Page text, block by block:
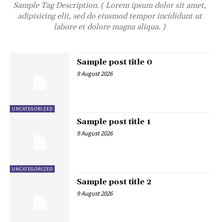
Sample Tag Description. ( Lorem ipsum dolor sit amet,
adipisicing elit, sed do eiusmod tempor incididunt ut
labore et dolore magna aliqua. )
UNCATEGORIZED
Sample post title 0
9 August 2026
UNCATEGORIZED
Sample post title 1
9 August 2026
Sample post title 2
9 August 2026